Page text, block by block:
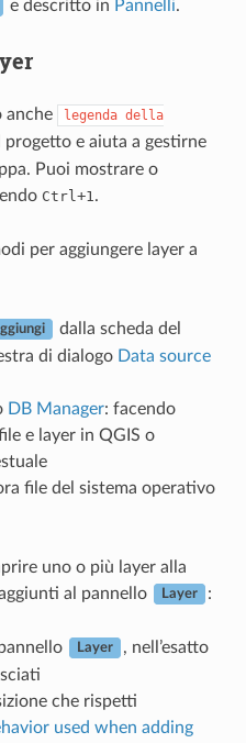
e descritto in Pannelli.
anche legenda della
e aiuta a gestirne
Puoi mostrare o
Ctrl +1 .
per aggiungere layer a
dalla scheda del
di dialogo Data source
DB Manager: facendo
e layer in QGIS o
file del sistema operativo
uno o più layer alla
al pannello
Layer :
Layer
, nell’esatto
che rispetti
used when adding